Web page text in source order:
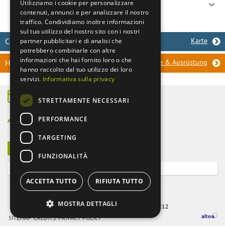
Regionaltransport
CAMPINGPLATZ GESUCHT? Karte
HILFE! Werkstätte & Ausrüstung
info@camping-altoadige.it
Sieh
Zum anmelden
Altea Software GmbHMwSt. 01587030212
SITEMAP CREDITS PRIVACY POLICY
Utilizziamo i cookie per personalizzare
contenuti, annunci e per analizzare il nostro
traffico. Condividiamo inoltre informazioni
sul tuo utilizzo del nostro sito con i nostri
partner pubblicitari e di analisi che
potrebbero combinarle con altre
informazioni che hai fornito loro o che
hanno raccolto dal tuo utilizzo dei loro
servizi. Informativa sulla privacy
STRETTAMENTE NECESSARI
PERFORMANCE
TARGETING
FUNZIONALITÀ
ACCETTA TUTTO RIFIUTA TUTTO
MOSTRA DETTAGLI